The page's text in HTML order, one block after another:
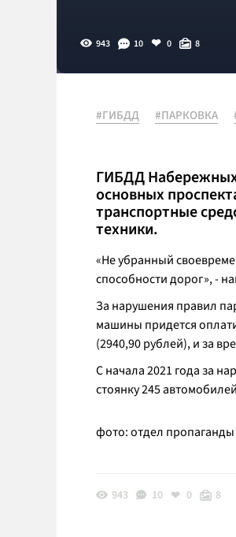
943 10 0 8
#ГИБДД #ПАРКОВКА
ГИБДД Набережных
основных
транспортные
техники.
«Не убранный
способности дорог», -
За нарушения правил
машины придется
(2940,90 рублей), и за
С начала 2021 года за
стоянку 245
фото: отдел
943 10 0 8